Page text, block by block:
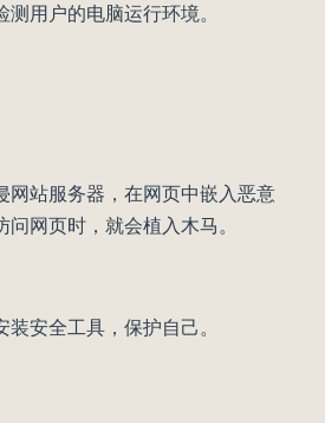
测用户的电脑运行环境。
网站服务器，在网页中嵌入恶意
问网页时，就会植入木马。
装安全工具，保护自己。